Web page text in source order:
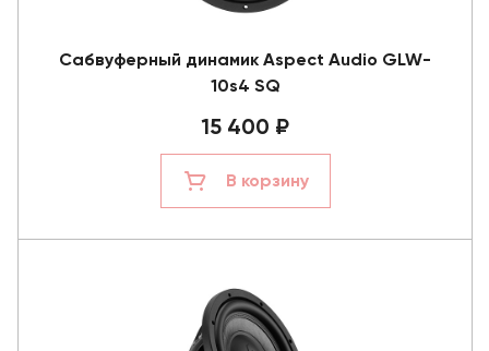
Сабвуферный динамик Aspect Audio GLW-
10s4 SQ
15 400 ₽
В корзину